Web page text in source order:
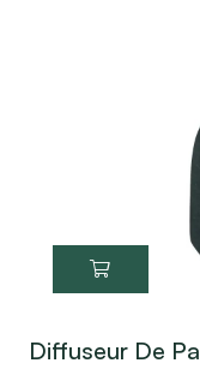
Diffuseur De